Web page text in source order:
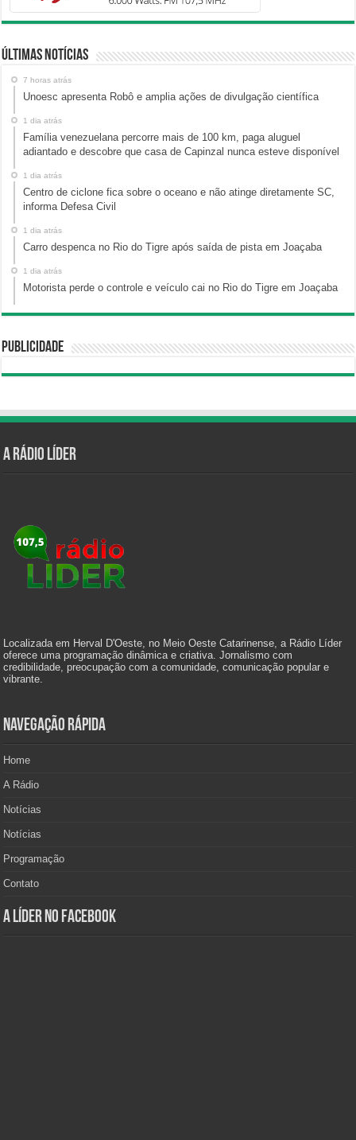
Últimas Notícias
7 horas atrás
Unoesc apresenta Robô e amplia ações de divulgação científica
1 dia atrás
Família venezuelana percorre mais de 100 km, paga aluguel
adiantado e descobre que casa de Capinzal nunca esteve disponível
1 dia atrás
Centro de ciclone fica sobre o oceano e não atinge diretamente SC,
informa Defesa Civil
1 dia atrás
Carro despenca no Rio do Tigre após saída de pista em Joaçaba
1 dia atrás
Motorista perde o controle e veículo cai no Rio do Tigre em Joaçaba
Publicidade
A Rádio Líder
Localizada em Herval D'Oeste, no Meio Oeste Catarinense, a Rádio Líder
oferece uma programação dinâmica e criativa. Jornalismo com
credibilidade, preocupação com a comunidade, comunicação popular e
vibrante.
Navegação Rápida
Home
A Rádio
Notícias
Notícias
Programação
Contato
A Líder no Facebook